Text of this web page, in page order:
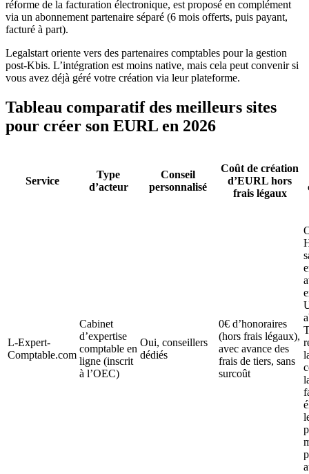
réforme de la facturation électronique, est proposé en complément
via un abonnement partenaire séparé (6 mois offerts, puis payant,
facturé à part).
Legalstart oriente vers des partenaires comptables pour la gestion
post-Kbis. L’intégration est moins native, mais cela peut convenir si
vous avez déjà géré votre création via leur plateforme.
Tableau comparatif des meilleurs sites
pour créer son EURL en 2026
Service
Type
d’acteur
Conseil
personnalisé
Coût de création
d’EURL hors
frais légaux
L-Expert-
Comptable.com
Cabinet
d’expertise
comptable en
ligne (inscrit
à l’OEC)
Oui, conseillers
dédiés
0€ d’honoraires
(hors frais légaux),
avec avance des
frais de tiers, sans
surcoût